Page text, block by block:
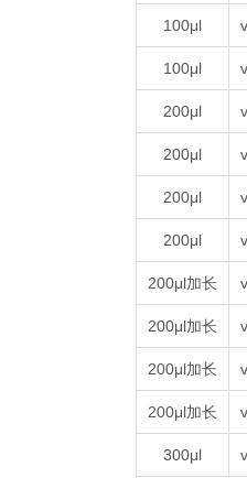
100μl
100μl
200μl
200μl
200μl
200μl
200μl加长
200μl加长
200μl加长
200μl加长
300μl